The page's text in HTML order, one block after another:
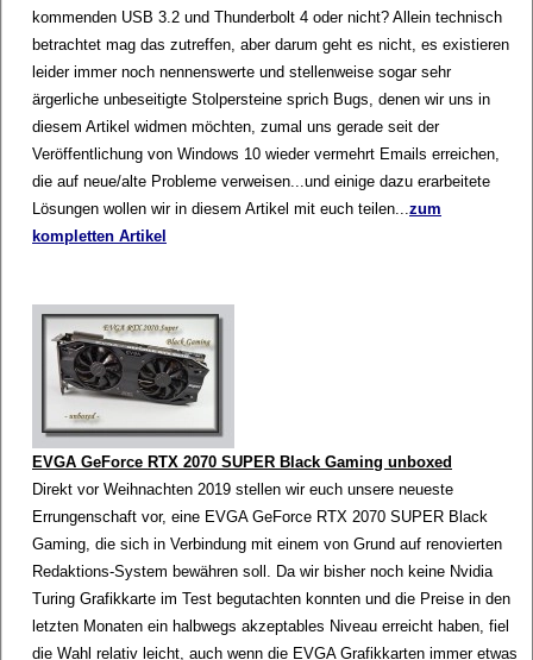
kommenden USB 3.2 und Thunderbolt 4 oder nicht? Allein technisch
betrachtet mag das zutreffen, aber darum geht es nicht, es existieren
leider immer noch nennenswerte und stellenweise sogar sehr
ärgerliche unbeseitigte Stolpersteine sprich Bugs, denen wir uns in
diesem Artikel widmen möchten, zumal uns gerade seit der
Veröffentlichung von Windows 10 wieder vermehrt Emails erreichen,
die auf neue/alte Probleme verweisen...und einige dazu erarbeitete
Lösungen wollen wir in diesem Artikel mit euch teilen... zum
kompletten Artikel
EVGA GeForce RTX 2070 SUPER Black Gaming unboxed
Direkt vor Weihnachten 2019 stellen wir euch unsere neueste
Errungenschaft vor, eine EVGA GeForce RTX 2070 SUPER Black
Gaming, die sich in Verbindung mit einem von Grund auf renovierten
Redaktions-System bewähren soll. Da wir bisher noch keine Nvidia
Turing Grafikkarte im Test begutachten konnten und die Preise in den
letzten Monaten ein halbwegs akzeptables Niveau erreicht haben, fiel
die Wahl relativ leicht, auch wenn die EVGA Grafikkarten immer etwas